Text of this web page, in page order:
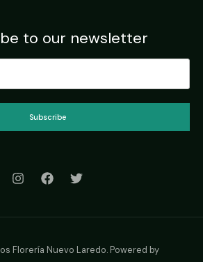
to our newsletter
Subscribe
Florería Nuevo Laredo. Powered by